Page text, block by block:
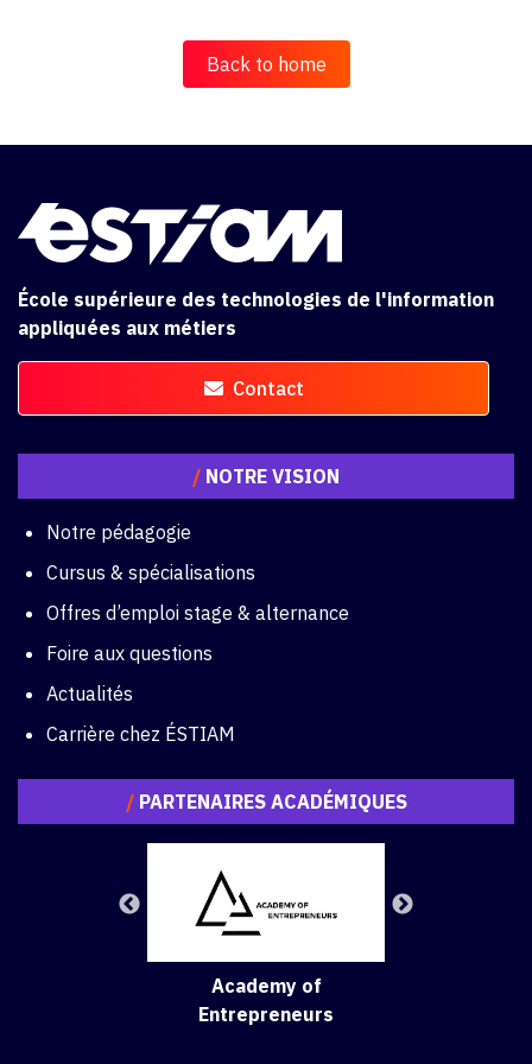
Back to home
École supérieure des technologies de l'information
appliquées aux métiers
Contact
/ NOTRE VISION
Notre pédagogie
Cursus & spécialisations
Offres d’emploi stage & alternance
Foire aux questions
Actualités
Carrière chez ÉSTIAM
/PARTENAIRES ACADÉMIQUES
Academy of
Entrepreneurs